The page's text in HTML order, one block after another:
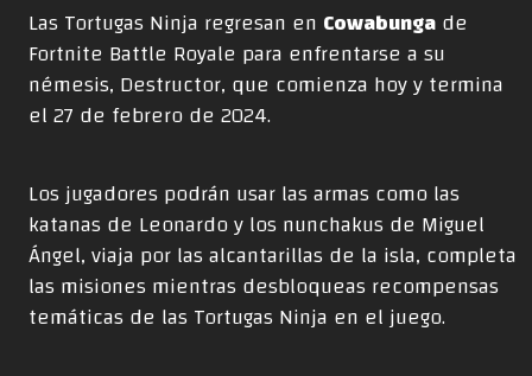
Las Tortugas Ninja regresan en Cowabungade
Fortnite Battle Royale para enfrentarse a su
némesis, Destructor, que comienza hoy y termina
el 27 de febrero de 2024.
Los jugadores podrán usar las armas como las
katanas de Leonardo y los nunchakus de Miguel
Ángel, viaja por las alcantarillas de la isla, completa
las misiones mientras desbloqueas recompensas
temáticas de las Tortugas Ninja en el juego.